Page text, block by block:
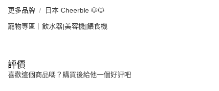
更多品牌 日本 Cheerble 🐶🐱
寵物專區｜飲水器|美容機|餵食機
評價
喜歡這個商品嗎？購買後給他一個好評吧